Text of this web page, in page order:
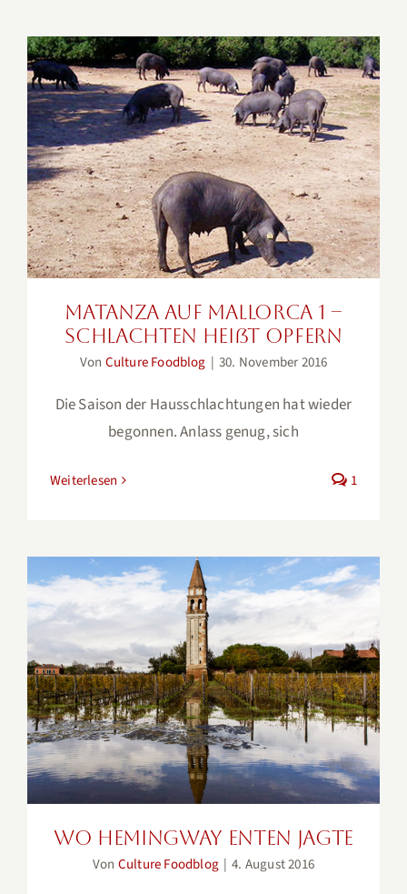
Matanza auf Mallorca 1 –
Schlachten heißt opfern
Matanza auf Mallorca 1 –
Schlachten heißt opfern
Von Culture Foodblog | 30. November 2016
Die Saison der Hausschlachtungen hat wieder
begonnen. Anlass genug, sich
Weiterlesen 1
Wo Hemingway Enten jagte
Wo Hemingway Enten jagte
Von Culture Foodblog | 4. August 2016